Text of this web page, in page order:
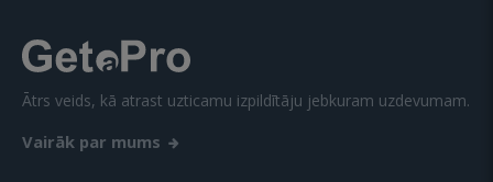
Ātrs veids, kā atrast uzticamu izpildītāju jebkuram uzdevumam.
Vairāk par mums